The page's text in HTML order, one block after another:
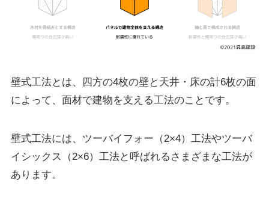
壁式工法とは、四方の4枚の壁と天井・床の計6枚の面
によって、面材で建物を支える工法のことです。
壁式工法には、ツーバイフォー（2×4）工法やツーバ
イシックス（2×6）工法と呼ばれるさまざまな工法が
あります。